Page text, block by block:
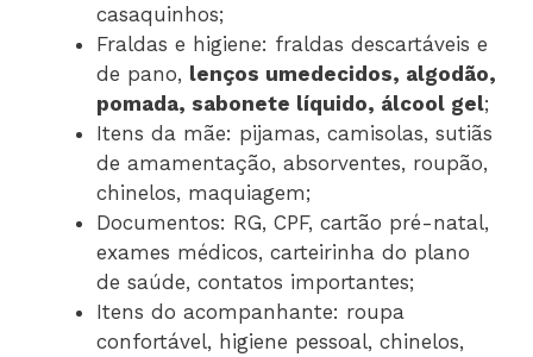
casaquinhos;
Fraldas e higiene: fraldas descartáveis e
de pano, lenços umedecidos, algodão,
pomada, sabonete líquido, álcool gel;
Itens da mãe: pijamas, camisolas, sutiãs
de amamentação, absorventes, roupão,
chinelos, maquiagem;
Documentos: RG, CPF, cartão pré-natal,
exames médicos, carteirinha do plano
de saúde, contatos importantes;
Itens do acompanhante: roupa
confortável, higiene pessoal, chinelos,